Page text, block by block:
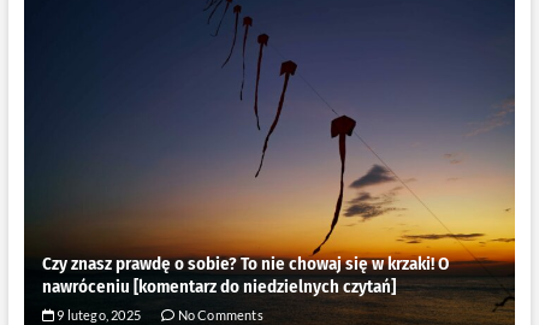
Czy znasz prawdę o sobie? To nie chowaj się w krzaki! O
nawróceniu [komentarz do niedzielnych czytań]
9 lutego, 2025 No Comments